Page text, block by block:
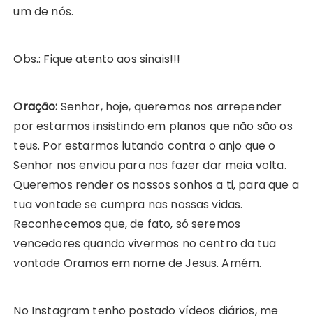
um de nós.
Obs.: Fique atento aos sinais!!!
Oração: Senhor, hoje, queremos nos arrepender
por estarmos insistindo em planos que não são os
teus. Por estarmos lutando contra o anjo que o
Senhor nos enviou para nos fazer dar meia volta.
Queremos render os nossos sonhos a ti, para que a
tua vontade se cumpra nas nossas vidas.
Reconhecemos que, de fato, só seremos
vencedores quando vivermos no centro da tua
vontade Oramos em nome de Jesus. Amém.
No Instagram tenho postado vídeos diários, me